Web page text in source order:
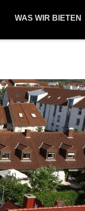
WAS WIR BIETEN